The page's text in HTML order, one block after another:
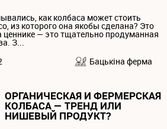
как колбаса может стоить
из которого она якобы сделана? Это
ценнике — это тщательно продуманная
З...
Бацькiна ферма
ОРГАНИЧЕСКАЯ И ФЕРМЕРСКАЯ
КОЛБАСА — ТРЕНД ИЛИ
НИШЕВЫЙ ПРОДУКТ?